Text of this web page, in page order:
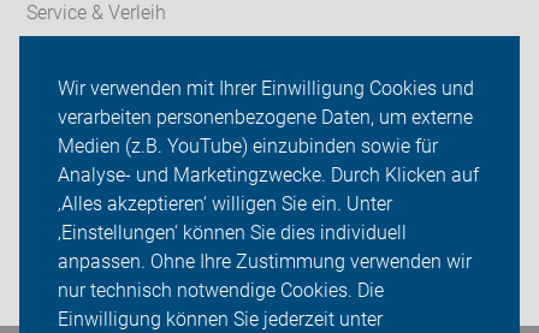
Wir verwenden mit Ihrer Einwilligung Cookies und
verarbeiten personenbezogene Daten, um externe
Medien (z.B. YouTube) einzubinden sowie für
Analyse- und Marketingzwecke. Durch Klicken auf
‚Alles akzeptieren‘ willigen Sie ein. Unter
‚Einstellungen‘ können Sie dies individuell
anpassen. Ohne Ihre Zustimmung verwenden wir
nur technisch notwendige Cookies. Die
Einwilligung können Sie jederzeit unter
Service & Verleih
Rückblicke
ADFC Unna
Sei dabei
Login